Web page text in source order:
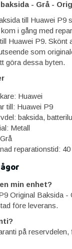
- Grå -
till Huawei P9
i gång med
Huawei P9. Skönt
som
göra dessa byten.
Huawei
till: Huawei P9
baksida,
Metall
reparationstid:
min enhet?
Original Baksida -
före leverans.
på